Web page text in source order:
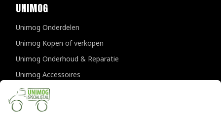
UNIMOG
Unimog Onderdelen
Unimog Kopen of verkopen
Unimog Onderhoud & Reparatie
Unimog Accessoires
Unimog APK-keuringen
CONTACTGEGEVENS